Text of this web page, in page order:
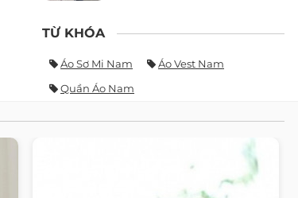
TỪ KHÓA
Áo Sơ Mi Nam
Áo Vest Nam
Quần Áo Nam